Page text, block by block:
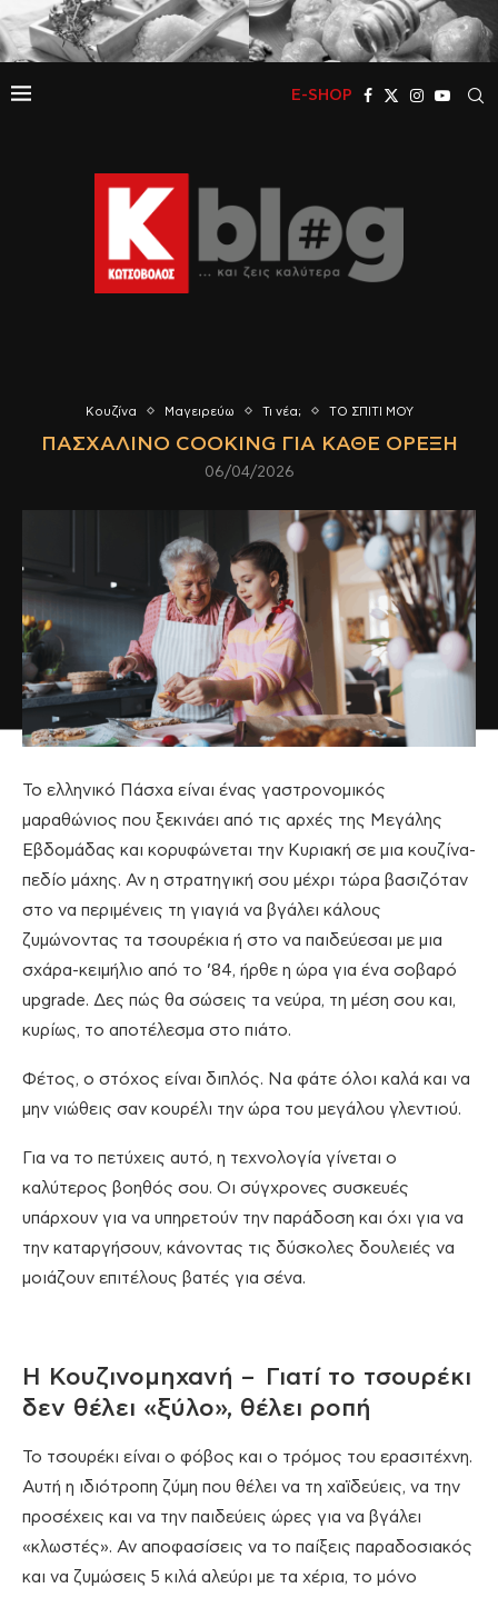
E-SHOP
Κουζίνα Μαγειρεύω Τι νέα; ΤΟ ΣΠΙΤΙ ΜΟΥ
ΠΑΣΧΑΛΙΝΌ COOKING ΓΙΑ ΚΆΘΕ ΌΡΕΞΗ
06/04/2026
Το ελληνικό Πάσχα είναι ένας γαστρονομικός
μαραθώνιος που ξεκινάει από τις αρχές της Μεγάλης
Εβδομάδας και κορυφώνεται την Κυριακή σε μια κουζίνα-
πεδίο μάχης. Αν η στρατηγική σου μέχρι τώρα βασιζόταν
στο να περιμένεις τη γιαγιά να βγάλει κάλους
ζυμώνοντας τα τσουρέκια ή στο να παιδεύεσαι με μια
σχάρα-κειμήλιο από το ’84, ήρθε η ώρα για ένα σοβαρό
upgrade. Δες πώς θα σώσεις τα νεύρα, τη μέση σου και,
κυρίως, το αποτέλεσμα στο πιάτο.
Φέτος, ο στόχος είναι διπλός. Να φάτε όλοι καλά και να
μην νιώθεις σαν κουρέλι την ώρα του μεγάλου γλεντιού.
Για να το πετύχεις αυτό, η τεχνολογία γίνεται ο
καλύτερος βοηθός σου. Οι σύγχρονες συσκευές
υπάρχουν για να υπηρετούν την παράδοση και όχι για να
την καταργήσουν, κάνοντας τις δύσκολες δουλειές να
μοιάζουν επιτέλους βατές για σένα.
Η Κουζινομηχανή – Γιατί το τσουρέκι
δεν θέλει «ξύλο», θέλει ροπή
Το τσουρέκι είναι ο φόβος και ο τρόμος του ερασιτέχνη.
Αυτή η ιδιότροπη ζύμη που θέλει να τη χαϊδεύεις, να την
προσέχεις και να την παιδεύεις ώρες για να βγάλει
«κλωστές». Αν αποφασίσεις να το παίξεις παραδοσιακός
και να ζυμώσεις 5 κιλά αλεύρι με τα χέρια, το μόνο